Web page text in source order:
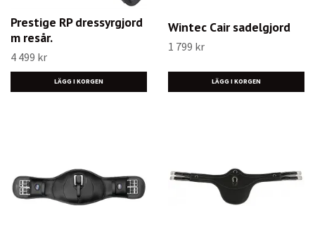
Prestige RP dressyrgjord
m resår.
4 499 kr
LÄGG I KORGEN
Wintec Cair sadelgjord
1 799 kr
LÄGG I KORGEN